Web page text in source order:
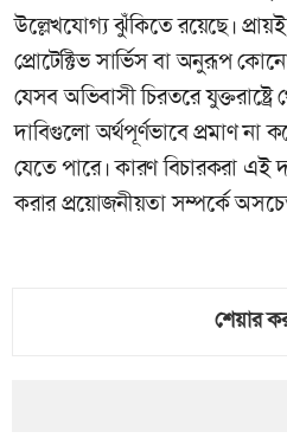
উল্লেখযোগ্য ঝুঁকিতে রয়েছে।
প্রোটেক্টিভ সার্ভিস বা অনুরূপ
যেসব অভিবাসী চিরতরে
দাবিগুলো অর্থপূর্ণভাবে প্রমাণ
যেতে পারে। কারণ বিচারকরা এই
করার প্রয়োজনীয়তা সম্পর্কে
শেয়ার